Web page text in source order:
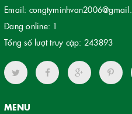
Email:
Đang online: 1
Tổng số lượt truy cập: 243893
MENU